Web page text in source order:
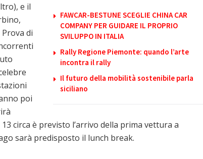
FAWCAR-BESTUNE SCEGLIE CHINA CAR
COMPANY PER GUIDARE IL PROPRIO
SVILUPPO IN ITALIA
Rally Regione Piemonte: quando l’arte
incontra il rally
Il futuro della mobilità sostenibile parla
siciliano
e il
di
poi
circa è previsto l’arrivo della prima vettura a
sarà predisposto il lunch break.